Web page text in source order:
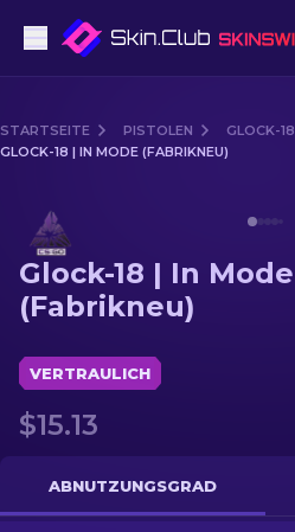
Mittelklasse
Scharfschützengewehr
Handschuh
Andere
STARTSEITE PISTOLEN
GLOCK-18
GLOCK-18 | IN MODE (FABRIKNEU)
Glock-18 | In Mode
(Fabrikneu)
VERTRAULICH
$15.13
ABNUTZUNGSGRAD